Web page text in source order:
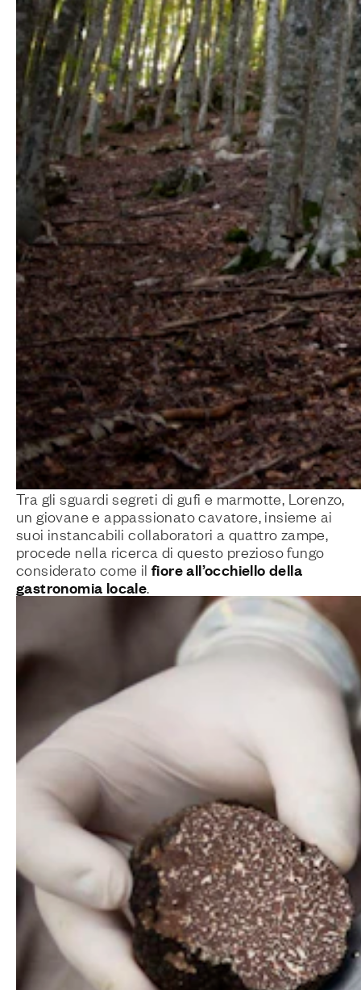
Tra gli sguardi segreti di gufi e marmotte, Lorenzo,
un giovane e appassionato cavatore, insieme ai
suoi instancabili collaboratori a quattro zampe,
procede nella ricerca di questo prezioso fungo
considerato come il fiore all’occhiello della
gastronomia locale.